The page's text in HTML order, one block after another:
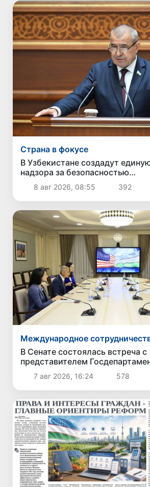
Страна в фокусе
В Узбекистане создадут
надзора за безопасностью
непродовольственных товаров
8 авг 2026, 08:55 392
Международное
В Сенате состоялась встреча с
представителем
7 авг 2026, 16:24 578